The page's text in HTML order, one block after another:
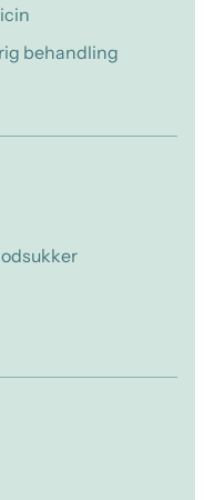
behandling